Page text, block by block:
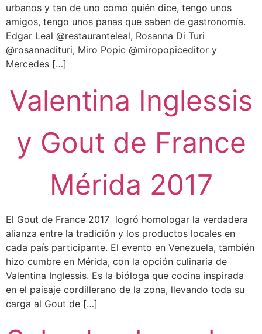
urbanos y tan de uno como quién dice, tengo unos
amigos, tengo unos panas que saben de gastronomía.
Edgar Leal @restauranteleal, Rosanna Di Turi
@rosannadituri, Miro Popic @miropopiceditor y
Mercedes […]
Valentina Inglessis
y Gout de France
Mérida 2017
El Gout de France 2017 logró homologar la verdadera
alianza entre la tradición y los productos locales en
cada país participante. El evento en Venezuela, también
hizo cumbre en Mérida, con la opción culinaria de
Valentina Inglessis. Es la bióloga que cocina inspirada
en el paisaje cordillerano de la zona, llevando toda su
carga al Gout de […]